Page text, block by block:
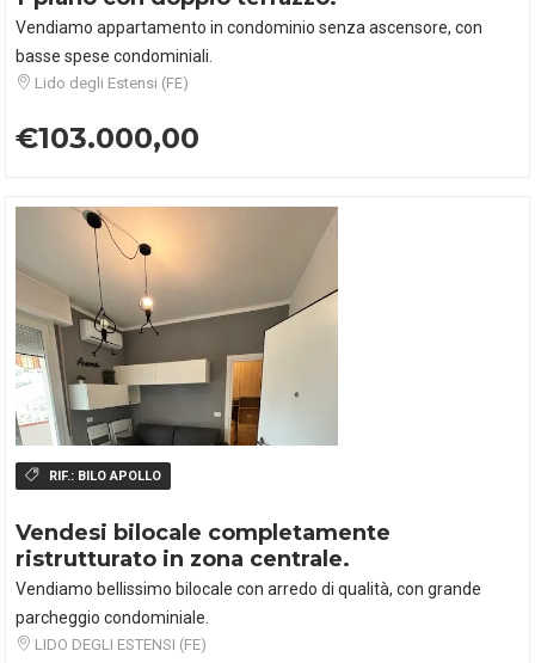
Vendiamo appartamento in condominio senza ascensore, con
basse spese condominiali.
Lido degli Estensi (FE)
€103.000,00
RIF.: BILO APOLLO
Vendesi bilocale completamente
ristrutturato in zona centrale.
Vendiamo bellissimo bilocale con arredo di qualità, con grande
parcheggio condominiale.
LIDO DEGLI ESTENSI (FE)